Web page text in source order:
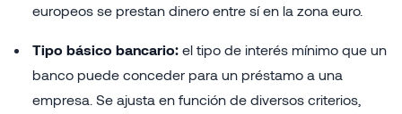
europeos se prestan dinero entre sí en la zona euro.
Tipo básico bancario: el tipo de interés mínimo que un
banco puede conceder para un préstamo a una
empresa. Se ajusta en función de diversos criterios,